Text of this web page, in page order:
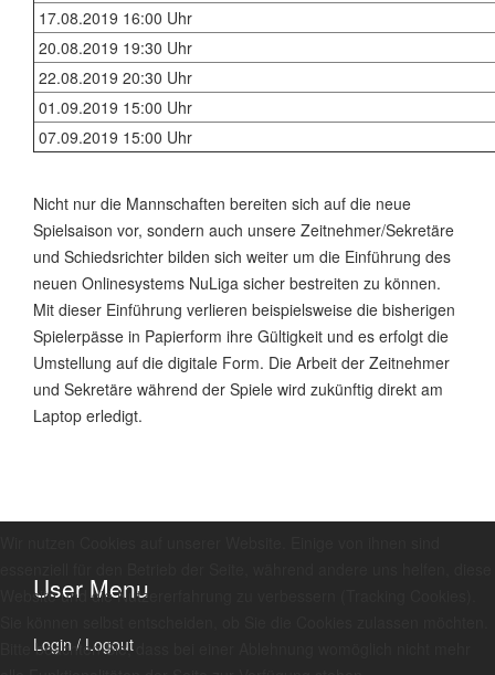
17.08.2019 16:00 Uhr
20.08.2019 19:30 Uhr
22.08.2019 20:30 Uhr
01.09.2019 15:00 Uhr
07.09.2019 15:00 Uhr
Nicht nur die Mannschaften bereiten sich auf die neue
Spielsaison vor, sondern auch unsere Zeitnehmer/Sekretäre
und Schiedsrichter bilden sich weiter um die Einführung des
neuen Onlinesystems NuLiga sicher bestreiten zu können.
Mit dieser Einführung verlieren beispielsweise die bisherigen
Spielerpässe in Papierform ihre Gültigkeit und es erfolgt die
Umstellung auf die digitale Form. Die Arbeit der Zeitnehmer
und Sekretäre während der Spiele wird zukünftig direkt am
Laptop erledigt.
User Menu
Login / Logout
Website und die Nutzererfahrung zu verbessern (Tracking Cookies).
Bitte beachten Sie, dass bei einer Ablehnung womöglich nicht mehr